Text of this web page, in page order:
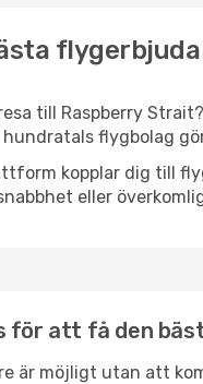
till Raspberry
flygbolag
kopplar dig till
eller
för att få den
är möjligt utan att